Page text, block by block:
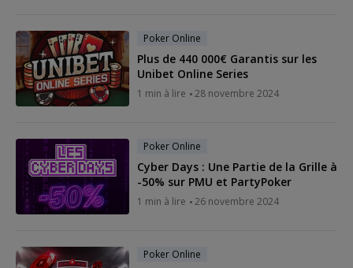
Poker Online
Plus de 440 000€ Garantis sur les
Unibet Online Series
1 min à lire 28 novembre 2024
Poker Online
Cyber Days : Une Partie de la Grille à
-50% sur PMU et PartyPoker
1 min à lire 26 novembre 2024
Poker Online